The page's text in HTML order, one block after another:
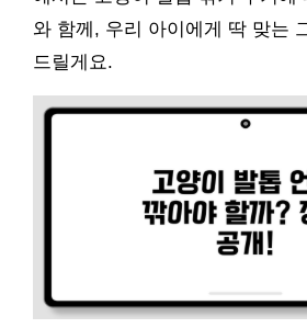
와 함께, 우리 아이에게 딱 맞는
드릴게요.